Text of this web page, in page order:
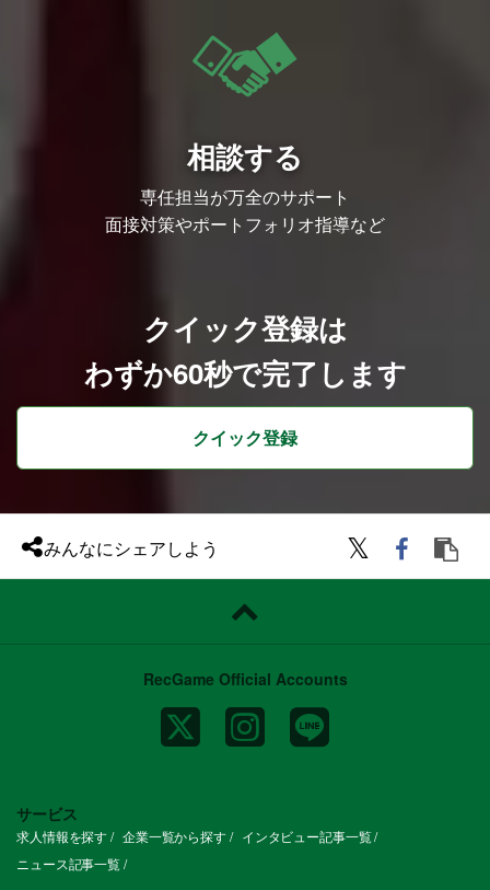
相談する
専任担当が万全のサポート
面接対策やポートフォリオ指導など
クイック登録は
わずか60秒で完了します
クイック登録
みんなにシェアしよう
RecGame Official Accounts
サービス
求人情報を探す 企業一覧から探す
インタビュー記事一覧
ニュース記事一覧